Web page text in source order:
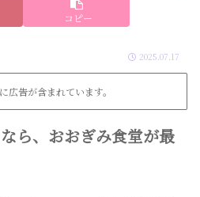
コピー
2025.07.17
広告が含まれています。
ら、おおぎみ食堂が最